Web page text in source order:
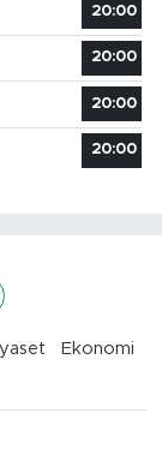
20:00
20:00
20:00
20:00
Ekonomi